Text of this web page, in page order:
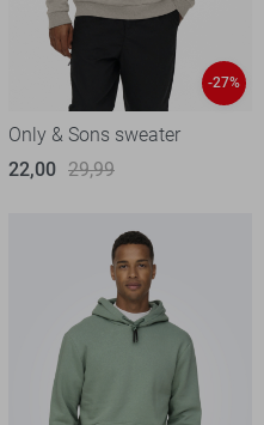
-27%
Only & Sons sweater
22,00 29,99